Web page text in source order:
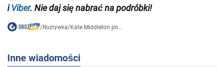
iViber. Nie daj się nabrać na podróbki!
/Rozrywka/Kate Middleton po...
Inne wiadomości